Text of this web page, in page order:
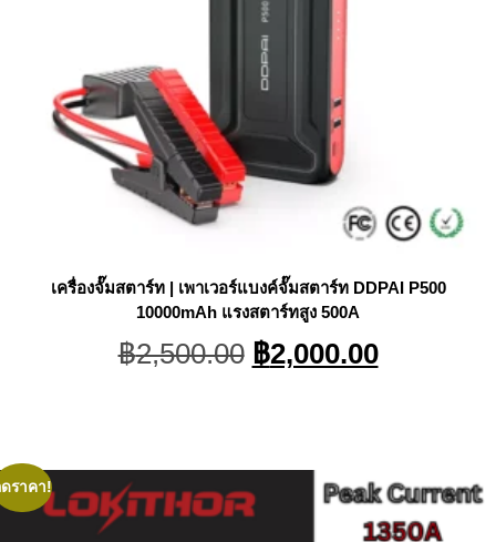
เครื่องจั๊มสตาร์ท | เพาเวอร์แบงค์จั๊มสตาร์ท DDPAI P500
10000mAh แรงสตาร์ทสูง 500A
฿2,500.00 Original
price
฿2,000.00Current
price
ราคา!